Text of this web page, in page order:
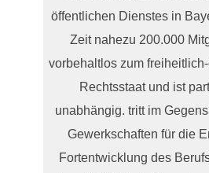
öffentlichen Dienstes in
Zeit nahezu 200.000
vorbehaltlos zum
Rechtsstaat und ist
unabhängig. tritt im
Gewerkschaften für die
Fortentwicklung des